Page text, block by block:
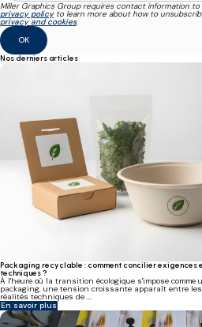
Miller Graphics Group requires contact information
privacy policyto learn more about how to
privacy and cookies.
Nos derniers articles
Packaging recyclable : comment concilier exigences
techniques ?
À l'heure où la transition écologique s'impose
packaging, une tension croissante apparaît entre
réalités techniques de ...
En savoir plus